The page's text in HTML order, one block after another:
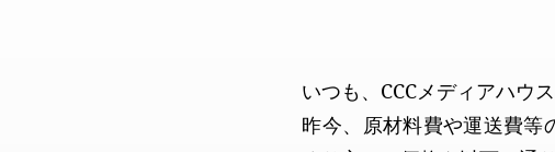
いつも、CCCメディアハウ
昨今、原材料費や運送費等